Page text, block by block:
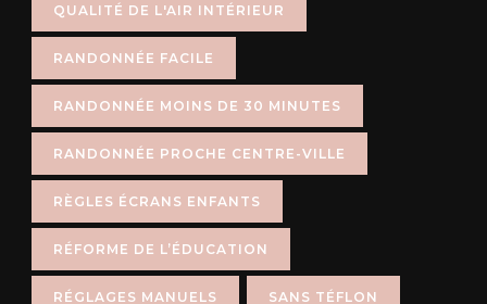
QUALITÉ DE L'AIR INTÉRIEUR
RANDONNÉE FACILE
RANDONNÉE MOINS DE 30 MINUTES
RANDONNÉE PROCHE CENTRE-VILLE
RÈGLES ÉCRANS ENFANTS
RÉFORME DE L’ÉDUCATION
RÉGLAGES MANUELS SANS TÉFLON